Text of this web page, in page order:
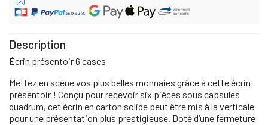
Description
Écrin présentoir 6 cases
Mettez en scène vos plus belles monnaies grâce à cette écrin
présentoir ! Conçu pour recevoir six pièces sous capsules
quadrum, cet écrin en carton solide peut être mis à la verticale
pour une présentation plus prestigieuse. Doté d’une fermeture